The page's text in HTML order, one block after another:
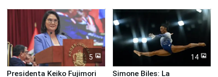
5
Presidenta Keiko Fujimori
14
Simone Biles: La